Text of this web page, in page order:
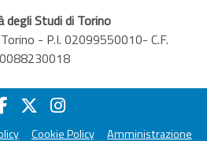
degli Studi di Torino
- P.I. 02099550010- C.F.
Cookie Policy Amministrazione